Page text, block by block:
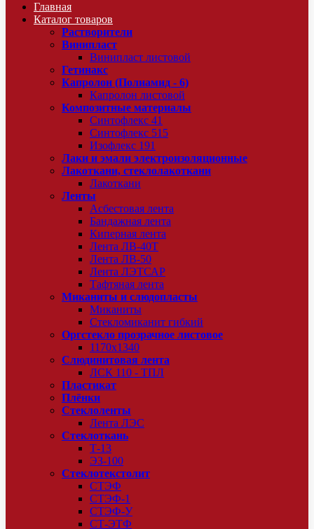
Главная
Каталог товаров
Растворители
Винипласт
Винипласт листовой
Гетинакс
Капролон (Полиамид - 6)
Капролон листовой
Композитные материалы
Синтофлекс 41
Синтофлекс 515
Изофлекс 191
Лаки и эмали электроизоляционные
Лакоткани, стеклолакоткани
Лакоткани
Ленты
Асбестовая лента
Бандажная лента
Киперная лента
Лента ЛВ-40Т
Лента ЛВ-50
Лента ЛЭТСАР
Тафтяная лента
Миканиты и слюдопласты
Миканиты
Стекломиканит гибкий
Оргстекло прозрачное листовое
1170х1340
Слюдинитовая лента
ЛСК 110 - ТПЛ
Пластикат
Плёнки
Стеклоленты
Лента ЛЭС
Стеклоткань
Т-13
ЭЗ-100
Стеклотекстолит
СТЭФ
СТЭФ-1
СТЭФ-У
СТ-ЭТФ